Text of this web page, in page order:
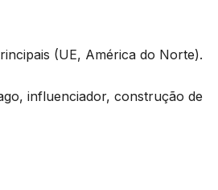
(UE, América do Norte).
influenciador, construção de